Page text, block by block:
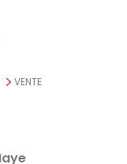
VENTE